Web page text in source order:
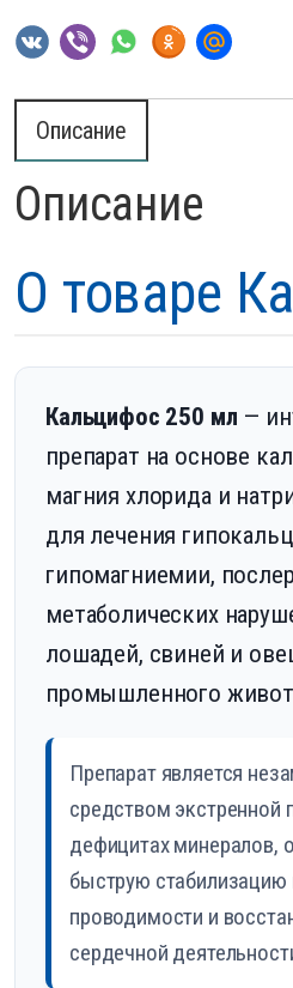
Описание
Описание
О товаре
Кальцифос 250 мл —
препарат на основе
магния хлорида и
для лечения
гипомагниемии,
метаболических
лошадей, свиней и
промышленного
Препарат является
средством
дефицитах минералов,
быструю
проводимости и
сердечной